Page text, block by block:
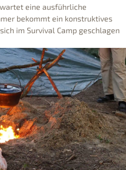
eine ausführliche
bekommt ein konstruktives
im Survival Camp geschlagen